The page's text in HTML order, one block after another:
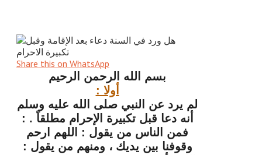
Share this on WhatsApp
بسم الله الرحمن الرحيم
أولا :
لم يرد عن النبي صلى الله عليه وسلم
أنه دعا قبل تكبيرة الإحرام مطلقاً .
:
فمن الناس من يقول : اللهم ارحم
وقوفنا بين يديك ، ومنهم من يقول :